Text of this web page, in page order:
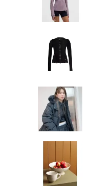
$78.00
姜乘澜同款！